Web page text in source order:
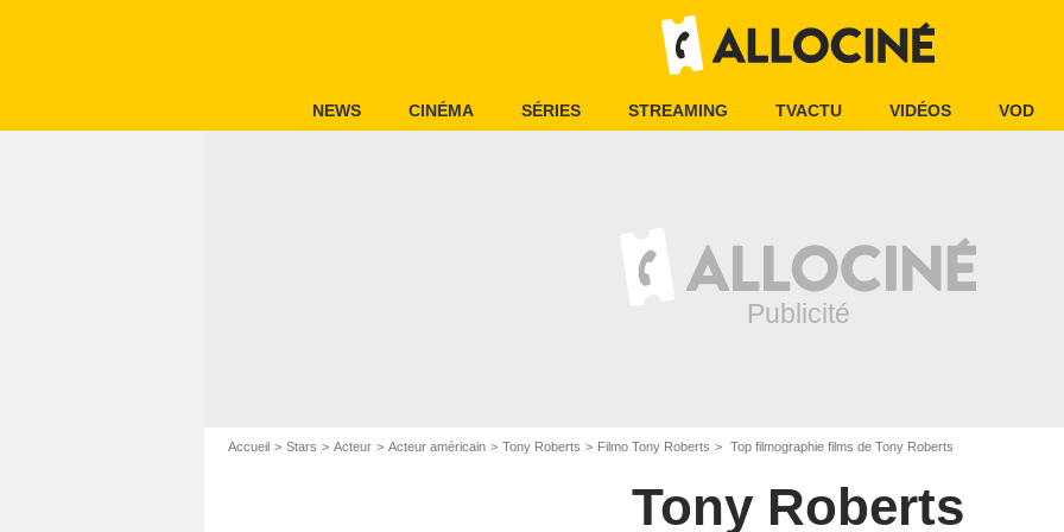
NEWS CINÉMA SÉRIES STREAMING TVACTU VIDÉOS VOD
Accueil Stars Acteur Acteur américain Tony Roberts Filmo Tony Roberts Top filmographie films de Tony Roberts
Tony Roberts